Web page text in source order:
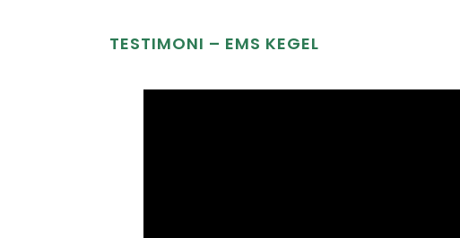
TESTIMONI – EMS KEGEL